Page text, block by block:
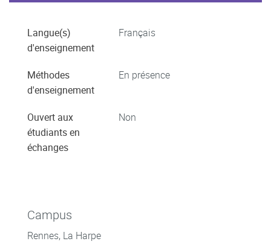
Langue(s)
d'enseignement
Français
Méthodes
d'enseignement
En présence
Ouvert aux
étudiants en
échanges
Non
Campus
Rennes, La Harpe